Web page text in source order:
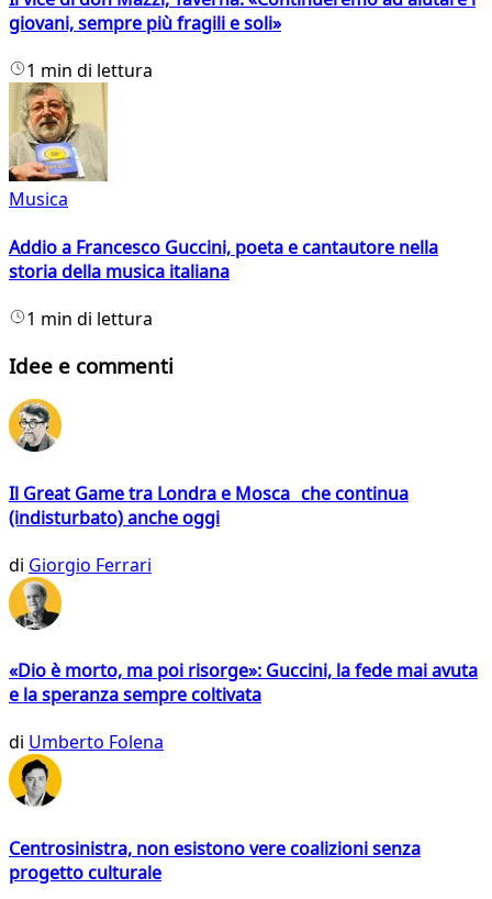
giovani, sempre più fragili e soli»
1 min di lettura
Musica
Addio a Francesco Guccini, poeta e cantautore nella
storia della musica italiana
1 min di lettura
Idee e commenti
Il Great Game tra Londra e Mosca che continua
(indisturbato) anche oggi
di Giorgio Ferrari
«Dio è morto, ma poi risorge»: Guccini, la fede mai avuta
e la speranza sempre coltivata
di Umberto Folena
Centrosinistra, non esistono vere coalizioni senza
progetto culturale